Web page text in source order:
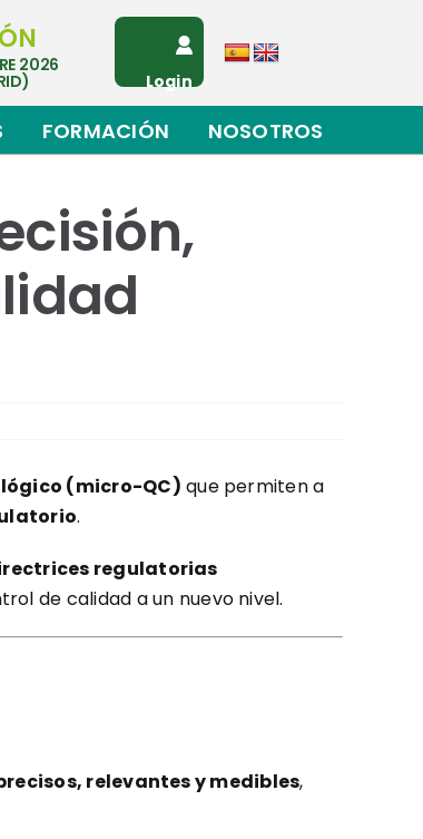
2026
Login
FORMACIÓN NOSOTROS
(micro-QC) que permiten a
.
regulatorias
de calidad a un nuevo nivel.
relevantes y medibles,